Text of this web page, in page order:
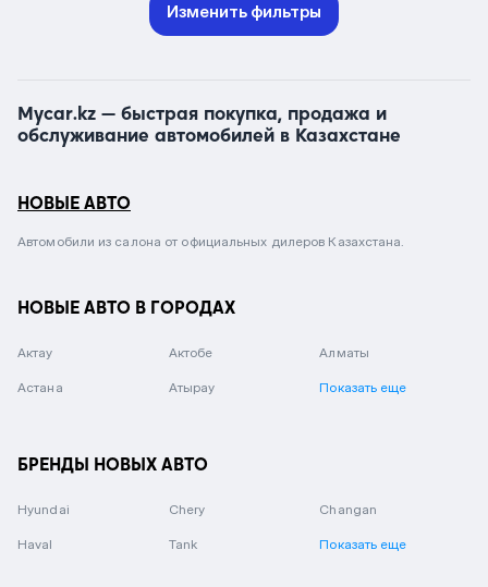
Изменить фильтры
Mycar.kz — быстрая покупка, продажа и
обслуживание автомобилей в Казахстане
НОВЫЕ АВТО
Автомобили из салона от официальных дилеров Казахстана.
НОВЫЕ АВТО В ГОРОДАХ
Актау Актобе Алматы
Астана Атырау Показать еще
БРЕНДЫ НОВЫХ АВТО
Hyundai Chery Changan
Haval Tank Показать еще